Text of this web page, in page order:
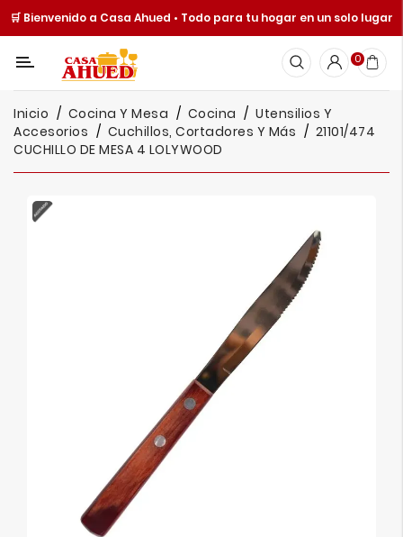
🛒 Bienvenido a Casa Ahued • Todo para tu hogar en un solo lugar
Categoría
Cocina
Y
Mesa
Hogar
0
Inicio Cocina Y Mesa Cocina
Utensilios Y
Accesorios
Cuchillos, Cortadores Y Más
21101/474
CUCHILLO DE MESA 4 LOLYWOOD